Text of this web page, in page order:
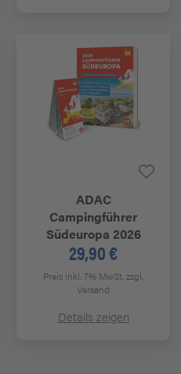
ADAC
Campingführer
Südeuropa 2026
29,90 €
Preis inkl. 7% MwSt.zzgl.
Versand
Details zeigen